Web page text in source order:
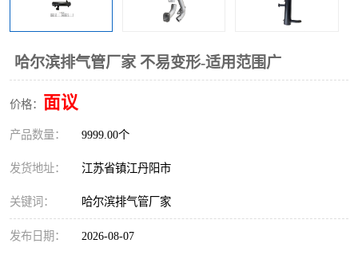
哈尔滨排气管厂家 不易变形-适用范围广
价格： 面议
产品数量： 9999.00个
发货地址： 江苏省镇江丹阳市
关键词： 哈尔滨排气管厂家
发布日期： 2026-08-07